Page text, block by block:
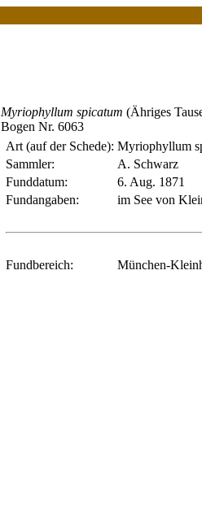
Myriophyllum spicatum (Ähriges
Bogen Nr. 6063
Art (auf der Schede): Myriophyllum
Sammler:
A. Schwarz
Funddatum:
6. Aug. 1871
Fundangaben:
im See von
Fundbereich: München-